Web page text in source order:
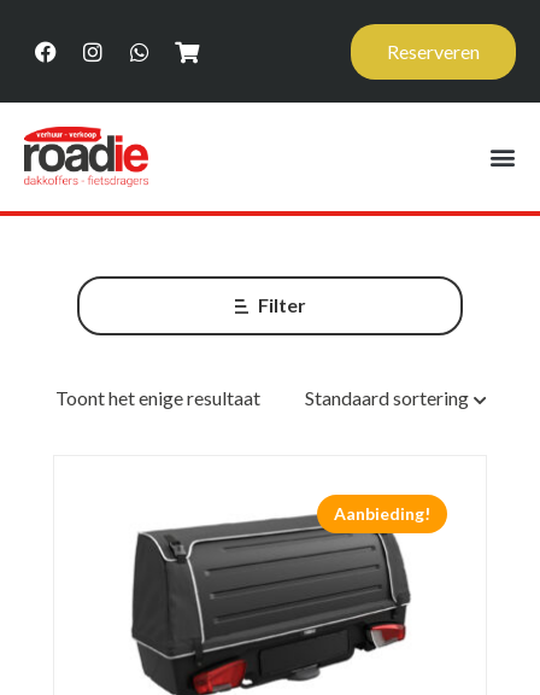
Reserveren
Filter
Toont het enige resultaat Standaard sortering
Aanbieding!